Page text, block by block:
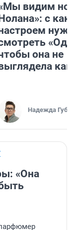
видим
с
она не
как
Надежда
«Она